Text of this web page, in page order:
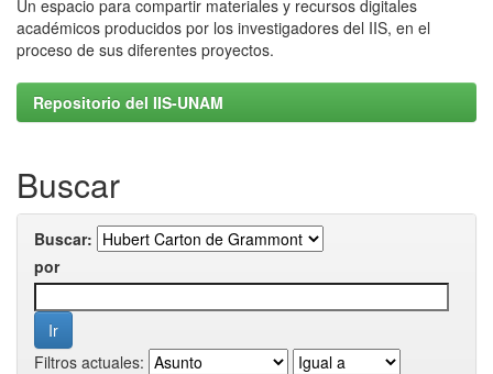
Un espacio para compartir materiales y recursos digitales
académicos producidos por los investigadores del IIS, en el
proceso de sus diferentes proyectos.
Repositorio del IIS-UNAM
Buscar
Buscar:
por
Filtros actuales: